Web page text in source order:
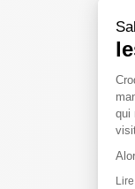
qui